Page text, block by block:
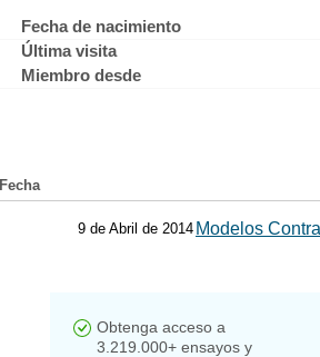
Fecha de nacimiento
Última visita
Miembro desde
Fecha
9 de Abril de 2014 Modelos
Obtenga acceso a
3.219.000+ ensayos y